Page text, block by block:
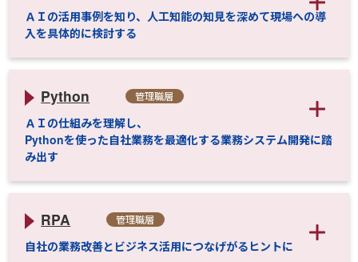
ＡＩの活用事例を知り、人工知能の知見を深めて現場への導
入を具体的に検討する
Python 管理職層
ＡＩの仕組みを理解し、
Pythonを使った自社業務を最適化する業務システム開発に踏
み出す
RPA 管理職層
自社の業務改善とビジネス活用につなげがるヒントに